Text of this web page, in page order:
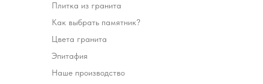
Плитка из гранита
Как выбрать памятник?
Цвета гранита
Эпитафия
Наше производство